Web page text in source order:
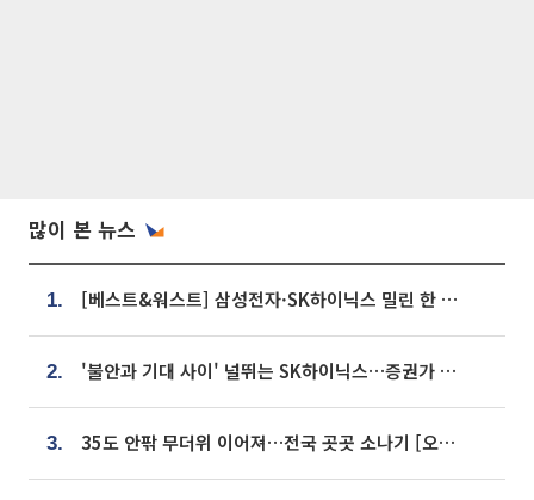
많이 본 뉴스
1. [베스트&워스트] 삼성전자·SK하이닉스 밀린 한 주…상상인증권은 85% 급등
2. '불안과 기대 사이' 널뛰는 SK하이닉스…증권가 "HBM4·LTA 기반 펀터멘털 견고"
3. 35도 안팎 무더위 이어져…전국 곳곳 소나기 [오늘 날씨]